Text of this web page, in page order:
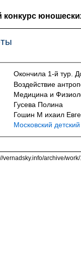
Окончила 1-й тур.
Воздействие
Медицина и
Гусева Полина
Гошин М ихаил
Московский
vernadsky.info/archive/